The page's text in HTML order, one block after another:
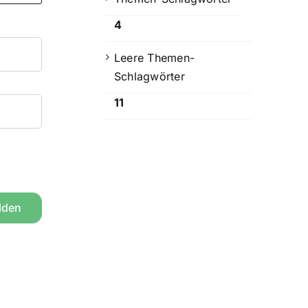
4
Leere Themen-
Schlagwörter
11